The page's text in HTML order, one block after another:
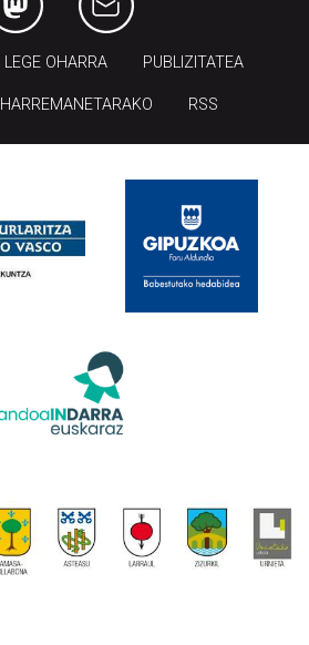
LEGE OHARRA PUBLIZITATEA
HARREMANETARAKO RSS